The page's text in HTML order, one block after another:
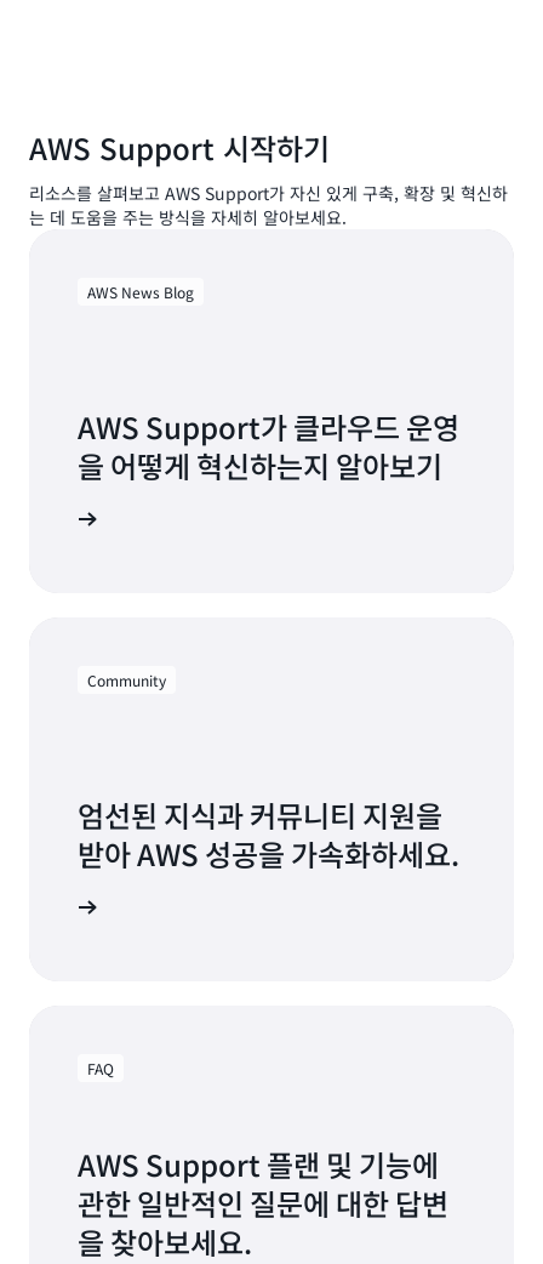
AWS Support 시작하기
리소스를 살펴보고 AWS Support가 자신 있게 구축, 확장 및 혁신하
는 데 도움을 주는 방식을 자세히 알아보세요.
AWS News Blog
AWS Support가 클라우드 운영
을 어떻게 혁신하는지 알아보기
Community
엄선된 지식과 커뮤니티 지원을
받아 AWS 성공을 가속화하세요.
FAQ
AWS Support 플랜 및 기능에
관한 일반적인 질문에 대한 답변
을 찾아보세요.